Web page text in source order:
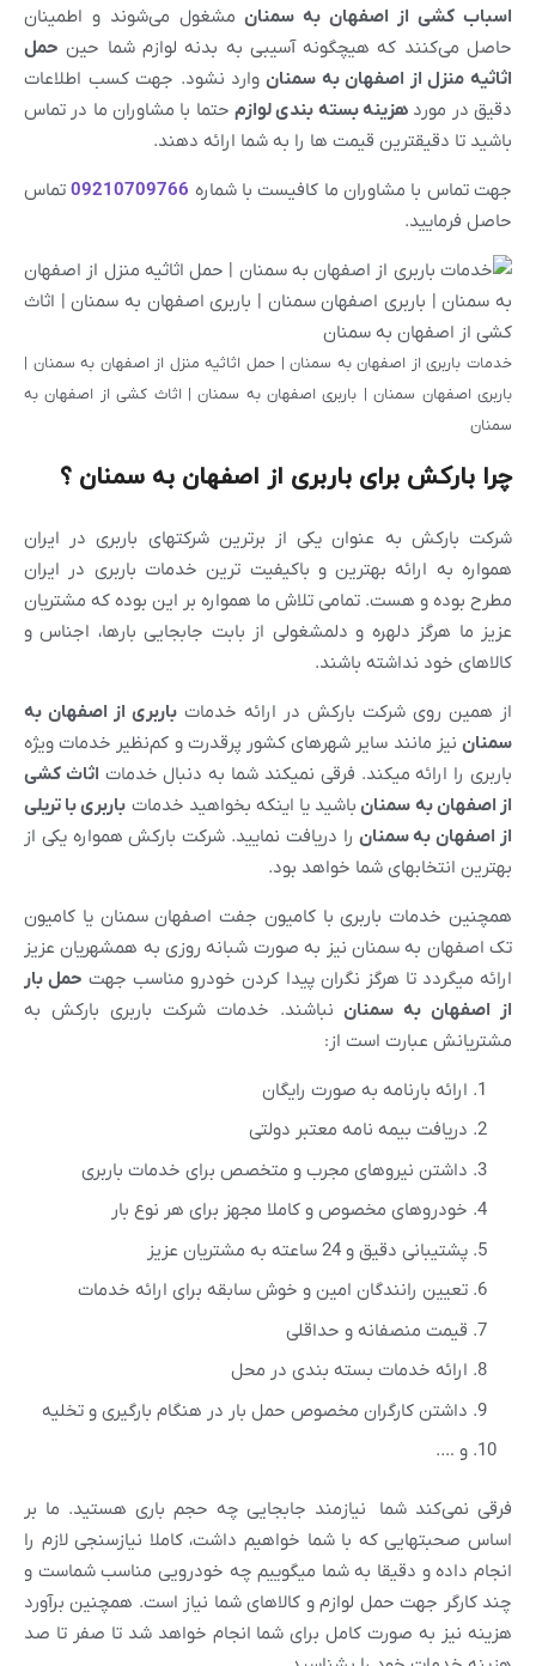
اسباب کشی از اصفهان به سمنان مشغول می‌شوند و اطمینان
حاصل می‌کنند که هیچگونه آسیبی به بدنه لوازم شما حین حمل
اثاثیه منزل از اصفهانبه سمنان وارد نشود. جهت کسب اطلاعات
دقیق در مورد هزینه بسته بندی لوازم حتما با مشاوران ما در تماس
باشید تا دقیقترین قیمت ها را به شما ارائه دهند.
جهت تماس با مشاوران ما کافیست با شماره 09210709766تماس
حاصل فرمایید.
خدمات باربری از اصفهان به سمنان | حمل اثاثیه منزل از اصفهان به سمنان |
باربری اصفهان سمنان | باربری اصفهان به سمنان | اثاث کشی از اصفهان به
سمنان
چرا بارکش برای باربری از اصفهان به سمنان ؟
شرکت بارکش به عنوان یکی از برترین شرکتهای باربری در ایران
همواره به ارائه بهترین و باکیفیت ترین خدمات باربری در ایران
مطرح بوده و هست. تمامی تلاش ما همواره بر این بوده که مشتریان
عزیز ما هرگز دلهره و دلمشغولی از بابت جابجایی بارها، اجناس و
کالاهای خود نداشته باشند.
از همین روی شرکت بارکش در ارائه خدمات باربری از اصفهان به
سمنان نیز مانند سایر شهرهای کشور پرقدرت و کم‌نظیر خدمات ویژه
باربری را ارائه میکند. فرقی نمیکند شما به دنبال خدمات اثاث کشی
از اصفهان به سمنان باشید یا اینکه بخواهید خدمات باربری با تریلی
از اصفهان بهسمنان را دریافت نمایید. شرکت بارکش همواره یکی از
بهترین انتخابهای شما خواهد بود.
همچنین خدمات باربری با کامیون جفت اصفهان سمنان یا کامیون
تک اصفهان به سمنان نیز به صورت شبانه روزی به همشهریان عزیز
ارائه میگردد تا هرگز نگران پیدا کردن خودرو مناسب جهت حمل بار
از اصفهان به سمنان نباشند. خدمات شرکت باربری بارکش به
مشتریانش عبارت است از:
ارائه بارنامه به صورت رایگان
دریافت بیمه نامه معتبر دولتی
داشتن نیروهای مجرب و متخصص برای خدمات باربری
خودروهای مخصوص و کاملا مجهز برای هر نوع بار
پشتیبانی دقیق و 24 ساعته به مشتریان عزیز
تعیین رانندگان امین و خوش سابقه برای ارائه خدمات
قیمت منصفانه و حداقلی
ارائه خدمات بسته بندی در محل
داشتن کارگران مخصوص حمل بار در هنگام بارگیری و تخلیه
و ….
فرقی نمی‌کند شما نیازمند جابجایی چه حجم باری هستید. ما بر
اساس صحبتهایی که با شما خواهیم داشت، کاملا نیازسنجی لازم را
انجام داده و دقیقا به شما میگوییم چه خودرویی مناسب شماست و
چند کارگر جهت حمل لوازم و کالاهای شما نیاز است. همچنین برآورد
هزینه نیز به صورت کامل برای شما انجام خواهد شد تا صفر تا صد